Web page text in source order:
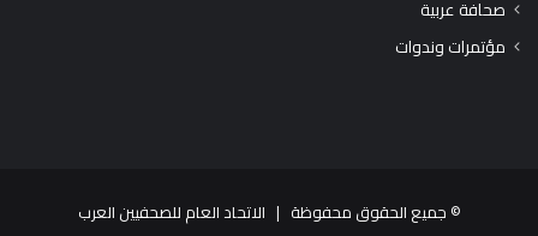
صحافة عربية
مؤتمرات وندوات
© جميع الحقوق محفوظة | الاتحاد العام للصحفيين العرب